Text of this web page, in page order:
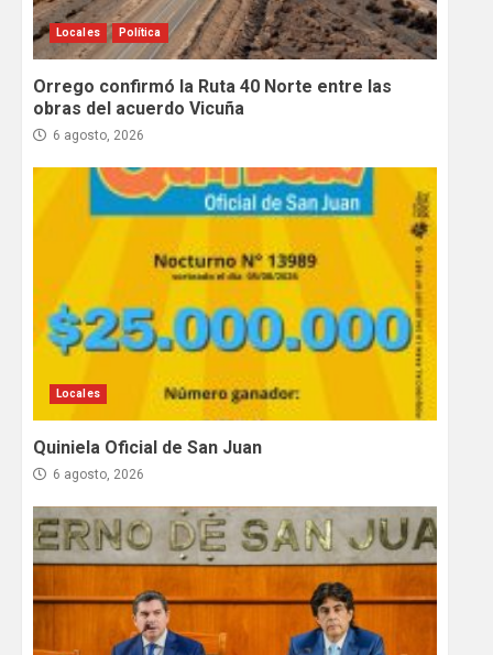
Locales Política
Orrego confirmó la Ruta 40 Norte entre las
obras del acuerdo Vicuña
6 agosto, 2026
Locales
Quiniela Oficial de San Juan
6 agosto, 2026